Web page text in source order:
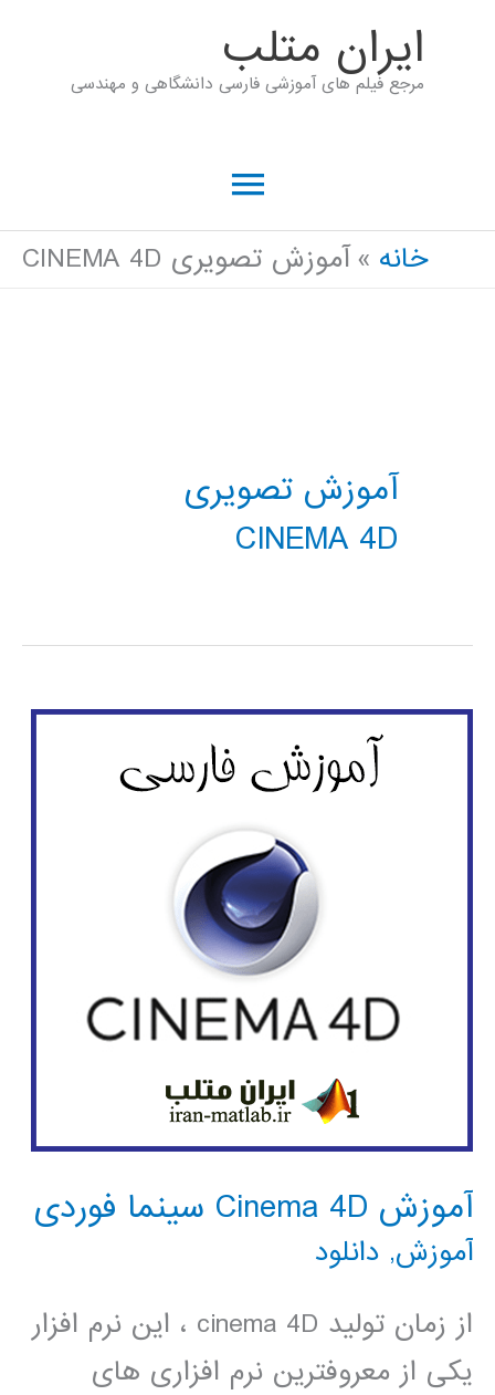
ايران متلب
مرجع فیلم های آموزشی فارسی دانشگاهی و مهندسی
فهرست
اصلی
خانه آموزش تصویری CINEMA 4D
آموزش تصویری
CINEMA 4D
آموزش Cinema 4D سینما فوردی
آموزش, دانلود
از زمان تولید cinema 4D ، این نرم افزار
یکی از معروفترین نرم افزاری های